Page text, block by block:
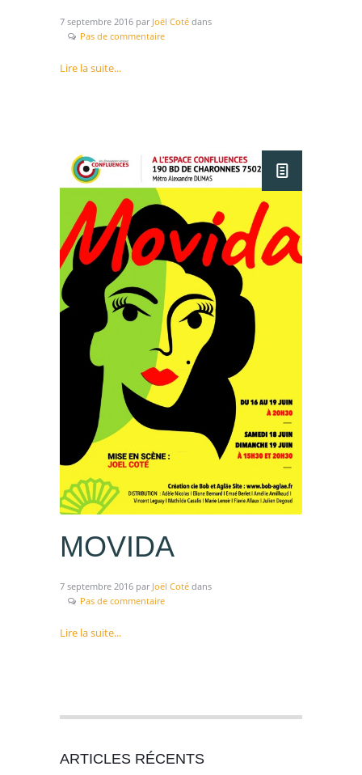
7 septembre 2016 par Joël Coté dans
Pas de commentaire
Lire la suite...
MOVIDA
7 septembre 2016 par Joël Coté dans
Pas de commentaire
Lire la suite...
ARTICLES RÉCENTS